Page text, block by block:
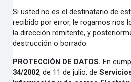
Si usted no es el destinatario de
recibido por error, le rogamos nos
la dirección remitente, y
destrucción o borrado.
PROTECCIÓN DE DATOS. En
34/2002, de 11 de julio, de